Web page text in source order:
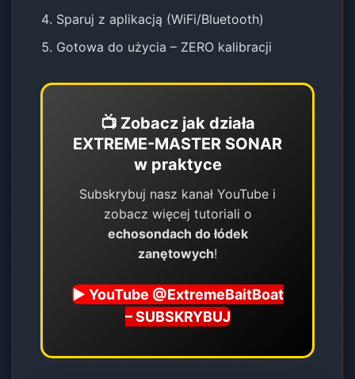
Sparuj z aplikacją (WiFi/Bluetooth)
Gotowa do użycia – ZERO kalibracji
📺 Zobacz jak działa
EXTREME-MASTER SONAR
w praktyce
Subskrybuj nasz kanał YouTube i
zobacz więcej tutoriali o
echosondach do łódek
zanętowych!
▶️ YouTube @ExtremeBaitBoat
– SUBSKRYBUJ